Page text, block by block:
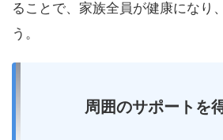
ることで、家族全員が健康になり
う。
周囲のサポートを